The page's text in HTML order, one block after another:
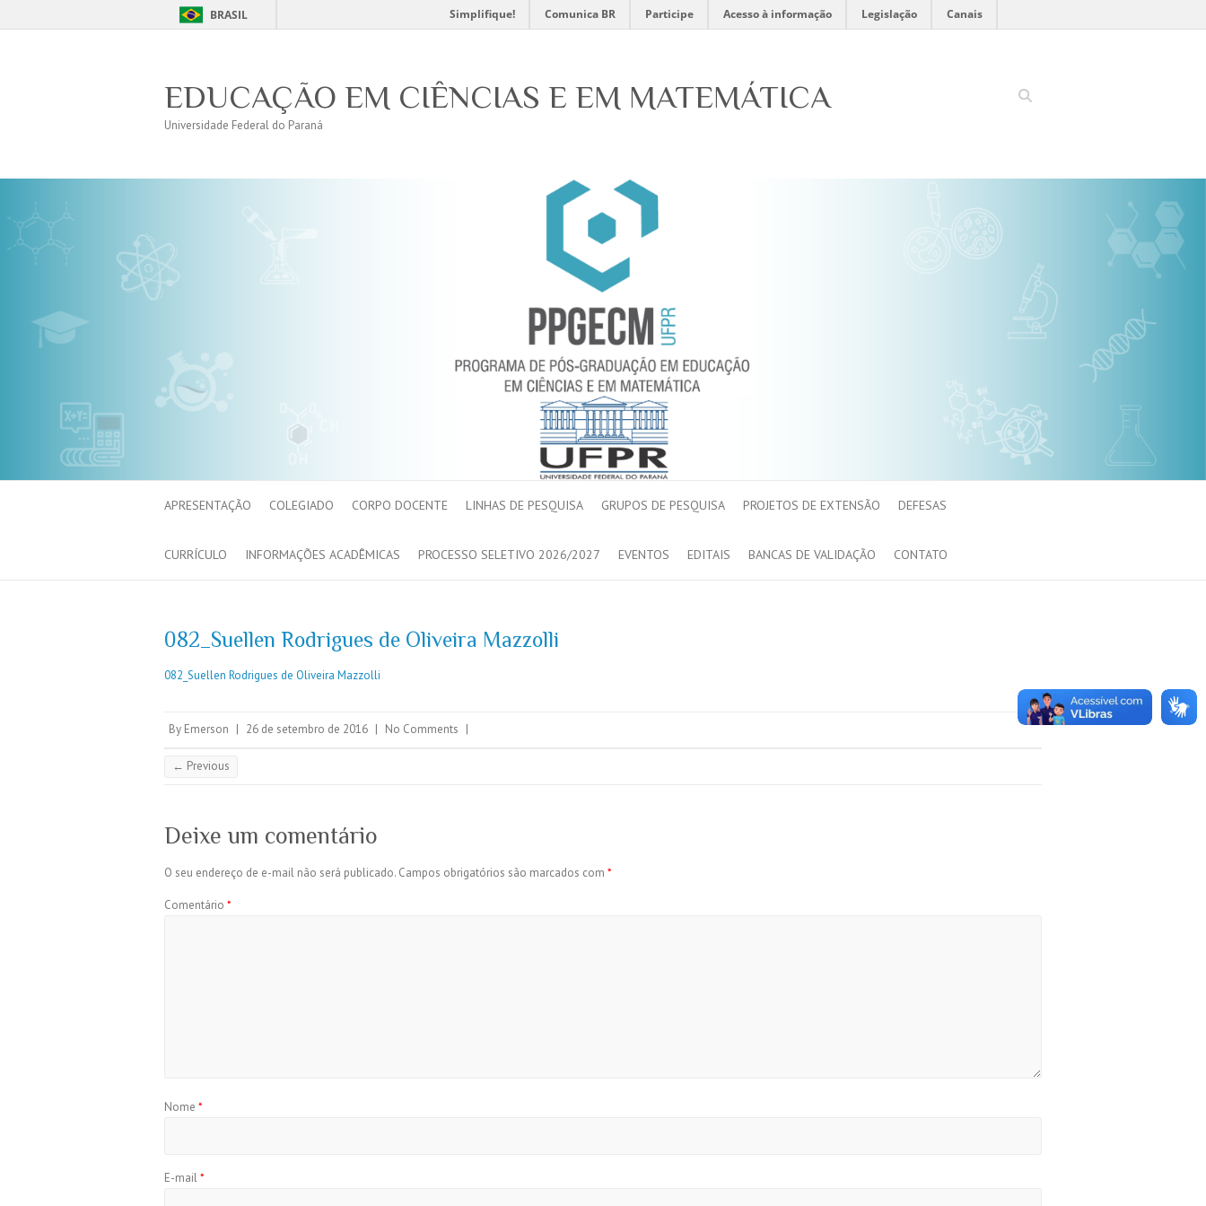
BRASIL Simplifique! Comunica BR Participe Acesso à informação Legislação Canais
Search
EDUCAÇÃO EM CIÊNCIAS E EM MATEMÁTICA
Universidade Federal do Paraná
APRESENTAÇÃO COLEGIADO CORPO DOCENTE LINHAS DE PESQUISA GRUPOS DE PESQUISA PROJETOS DE EXTENSÃO DEFESAS
CURRÍCULO INFORMAÇÕES ACADÊMICAS PROCESSO SELETIVO 2026/2027 EVENTOS EDITAIS BANCAS DE VALIDAÇÃO CONTATO
082_Suellen Rodrigues de Oliveira Mazzolli
082_Suellen Rodrigues de Oliveira Mazzolli
By Emerson | 26 de setembro de 2016 | No Comments |
← Previous
Deixe um comentário
O seu endereço de e-mail não será publicado. Campos obrigatórios são marcados com *
Comentário *
Nome *
E-mail*